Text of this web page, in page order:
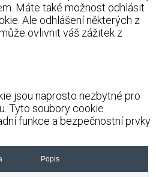
Máte také možnost odhlásit
Ale odhlášení některých z
ovlivnit váš zážitek z
jsou naprosto nezbytné pro
Tyto soubory cookie
funkce a bezpečnostní prvky
Popis